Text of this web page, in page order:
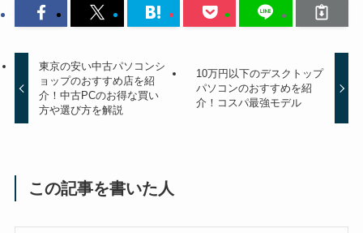
東京の安い中古パソコンシ
ョップのおすすめ店を紹
介！中古PCのお得な買い
方や選び方を解説
10万円以下のデスクトップ
パソコンのおすすめを紹
介！コスパ最強モデル
この記事を書いた人